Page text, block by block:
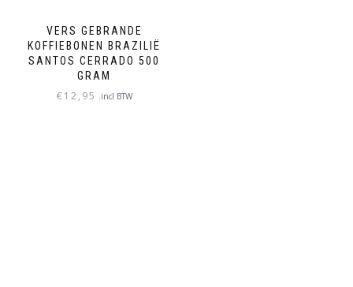
VERS GEBRANDE
KOFFIEBONEN BRAZILIË
SANTOS CERRADO 500
GRAM
€12,95 .incl BTW